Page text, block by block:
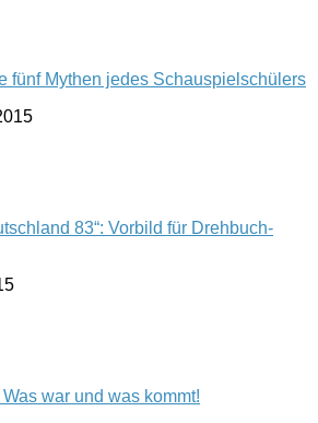
fünf Mythen jedes Schauspielschülers
83“: Vorbild für Drehbuch-
war und was kommt!